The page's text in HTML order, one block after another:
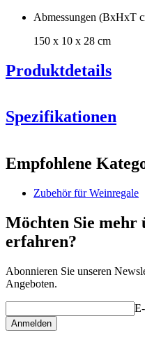
Abmessungen (BxHxT
150 x 10 x 28 cm
Produktdetails
Wenn Sie das alte Modell
bestellen möchten,
Machen Sie sich Ihre eigene
in unserem online Weinkeller-
Fenster und setzt voraus, dass
Spezifikationen
ProduktnummerS406
Allgemein
PlatzierungBoden
HerstellerCaverack
Oberfläche
Lieferung Unmontiert
Abmessungen (BxHxT cm)
Höhe (cm)10
Breite (cm)
Empfohlene
Zubehör für Weinregale
Möchten Sie mehr
erfahren?
Abonnieren Sie unseren
Angeboten.
Anmelden